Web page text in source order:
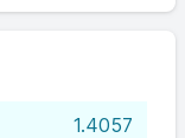
1.4057